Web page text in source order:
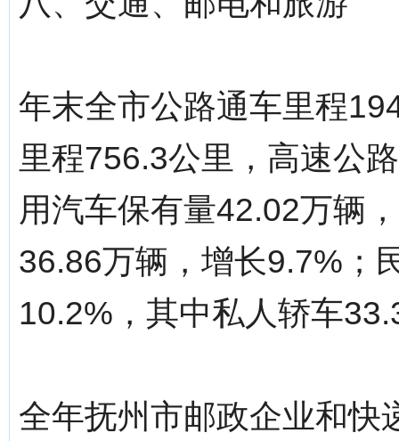
年末全市公路通车里程
里程756.3公里，高速公
用汽车保有量42.02万辆
36.86万辆，增长9.7%；
10.2%，其中私人轿车
全年抚州市邮政企业和快